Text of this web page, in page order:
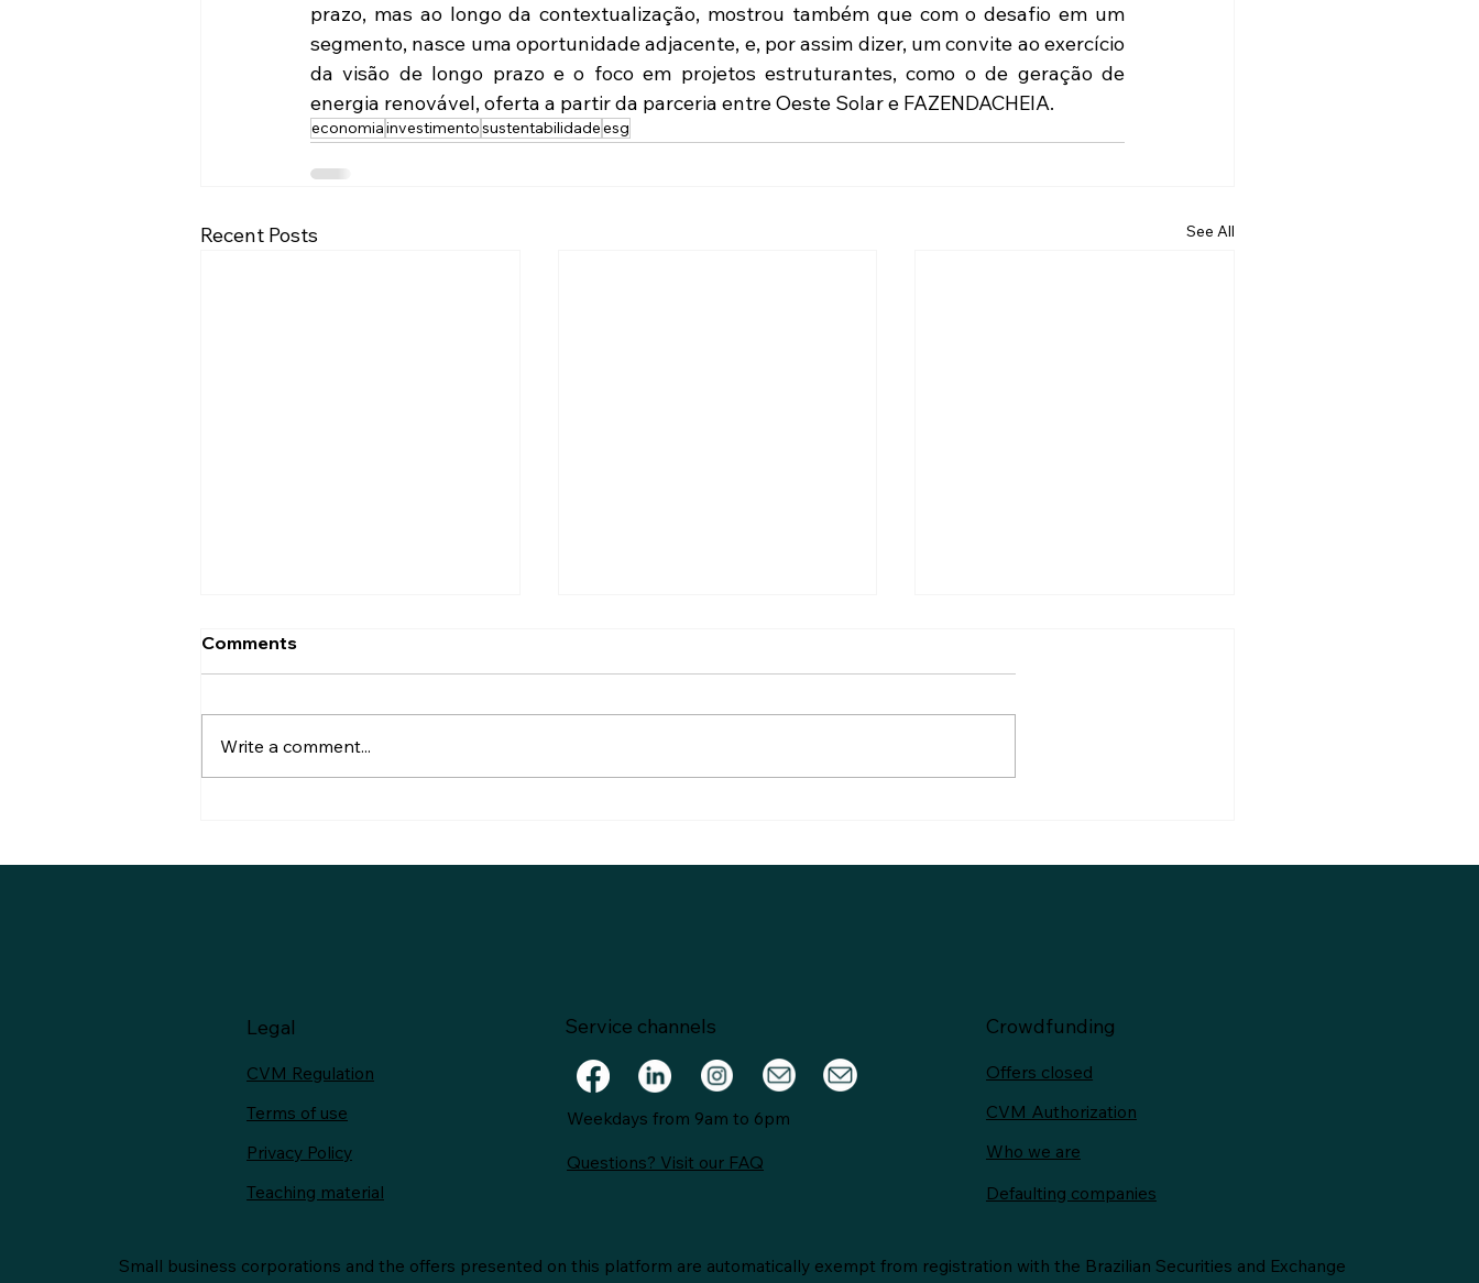
prazo, mas ao longo da contextualização, mostrou também que com o desafio em um
segmento, nasce uma oportunidade adjacente, e, por assim dizer, um convite ao exercício
da visão de longo prazo e o foco em projetos estruturantes, como o de geração de
energia renovável, oferta a partir da parceria entre Oeste Solar e FAZENDACHEIA.
economiainvestimentosustentabilidadeesg
Recent Posts See All
ao Avançado
Inovação no
Comments
Write a comment...
Small business corporations and the offers presented on this platform are automatically exempt from registration with the Brazilian Securities and Exchange
Legal
CVM Regulation
Terms of use
Privacy Policy
Teaching material
Crowdfunding
Offers closed
CVM Authorization
Who we are
Defaulting companies
Service channels
Weekdays from 9am to 6pm
Questions? Visit our FAQ